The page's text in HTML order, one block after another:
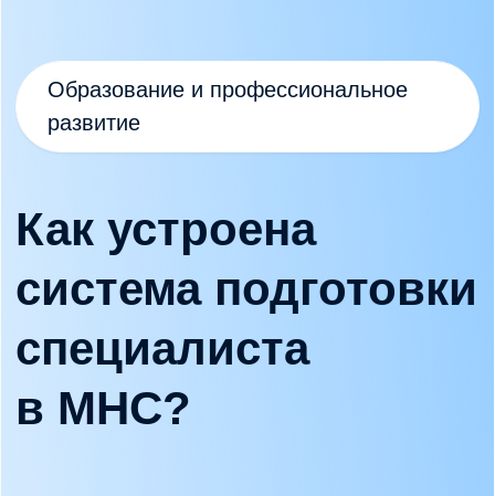
Сведения об образовательной организации
Программы для врачей
Повышение квалификации
Образование
Контакты